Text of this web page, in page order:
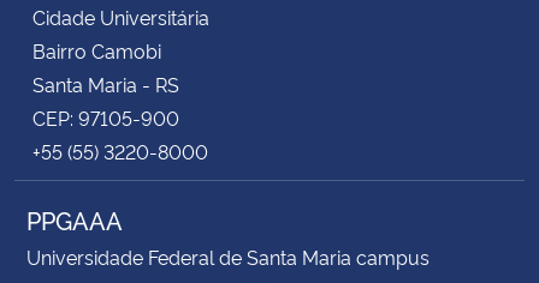
Cidade Universitária
Bairro Camobi
Santa Maria - RS
CEP: 97105-900
+55 (55) 3220-8000
PPGAAA
Universidade Federal de Santa Maria campus